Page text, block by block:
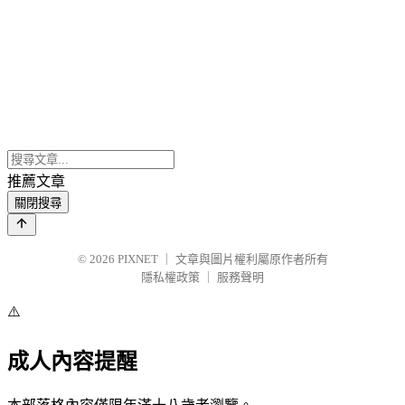
推薦文章
關閉搜尋
© 2026 PIXNET
文章與圖片權利屬原作者所有
隱私權政策
服務聲明
⚠️
成人內容提醒